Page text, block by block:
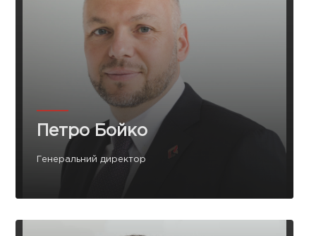
Петро Бойко
Генеральний директор